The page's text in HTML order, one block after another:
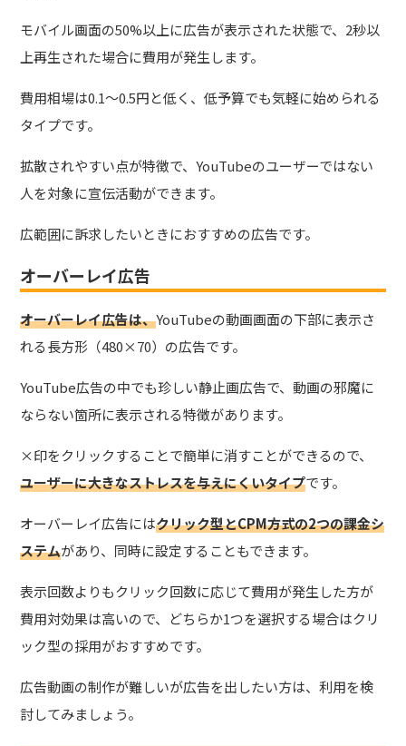
モバイル画面の50%以上に広告が表示された状態で、2秒以
上再生された場合に費用が発生します。
費用相場は0.1～0.5円と低く、低予算でも気軽に始められる
タイプです。
拡散されやすい点が特徴で、YouTubeのユーザーではない
人を対象に宣伝活動ができます。
広範囲に訴求したいときにおすすめの広告です。
オーバーレイ広告
オーバーレイ広告は、YouTubeの動画画面の下部に表示さ
れる長方形（480×70）の広告です。
YouTube広告の中でも珍しい静止画広告で、動画の邪魔に
ならない箇所に表示される特徴があります。
×印をクリックすることで簡単に消すことができるので、
ユーザーに大きなストレスを与えにくいタイプです。
オーバーレイ広告にはクリック型とCPM方式の2つの課金シ
ステムがあり、同時に設定することもできます。
表示回数よりもクリック回数に応じて費用が発生した方が
費用対効果は高いので、どちらか1つを選択する場合はクリ
ック型の採用がおすすめです。
広告動画の制作が難しいが広告を出したい方は、利用を検
討してみましょう。